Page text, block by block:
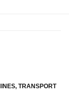
TRANSPORT